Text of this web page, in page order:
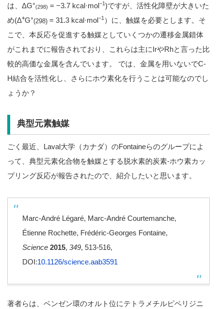
は、ΔG°(298) = −3.7 kcal·mol−1)ですが、活性化障壁が大きいた
め(Δ⧧G°(298) = 31.3 kcal·mol−1）に、触媒を必要とします。そ
こで、本反応を促進する触媒としていくつかの遷移金属錯体
がこれまでに報告されており、これらは主にIrやRhと言った比
較的高価な金属を含んでいます。 では、金属を用いないでC-
H結合を活性化し、さらにホウ素化を行うことは可能なのでし
ょうか？
典型元素触媒
ごく最近、Laval大学（カナダ）のFontaineらのグループによ
って、典型元素化合物を触媒とする脱水素的炭素-ホウ素カッ
プリング反応が報告されたので、紹介したいと思います。
Marc-André Légaré, Marc-André Courtemanche,
Étienne Rochette, Frédéric-Georges Fontaine,
Science 2015, 349, 513-516,
DOI:10.1126/science.aab3591
著者らは、ベンゼン環のオルト位にテトラメチルピペリジニ